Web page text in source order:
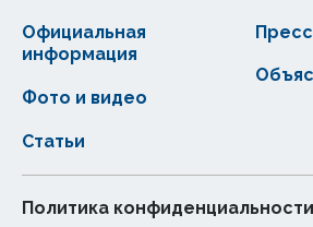
Статьи
Официальная
информация
Фото и видео
Политика конфиденциальности